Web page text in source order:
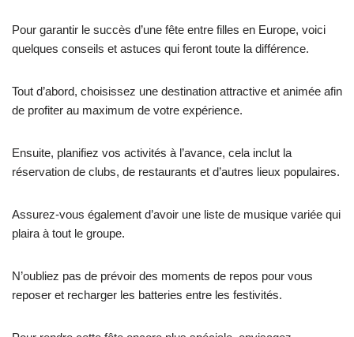
Pour garantir le succès d’une fête entre filles en Europe, voici
quelques conseils et astuces qui feront toute la différence.
Tout d’abord, choisissez une destination attractive et animée afin
de profiter au maximum de votre expérience.
Ensuite, planifiez vos activités à l’avance, cela inclut la
réservation de clubs, de restaurants et d’autres lieux populaires.
Assurez-vous également d’avoir une liste de musique variée qui
plaira à tout le groupe.
N’oubliez pas de prévoir des moments de repos pour vous
reposer et recharger les batteries entre les festivités.